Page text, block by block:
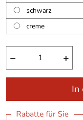
schwarz
creme
− +
In
Rabatte für Sie